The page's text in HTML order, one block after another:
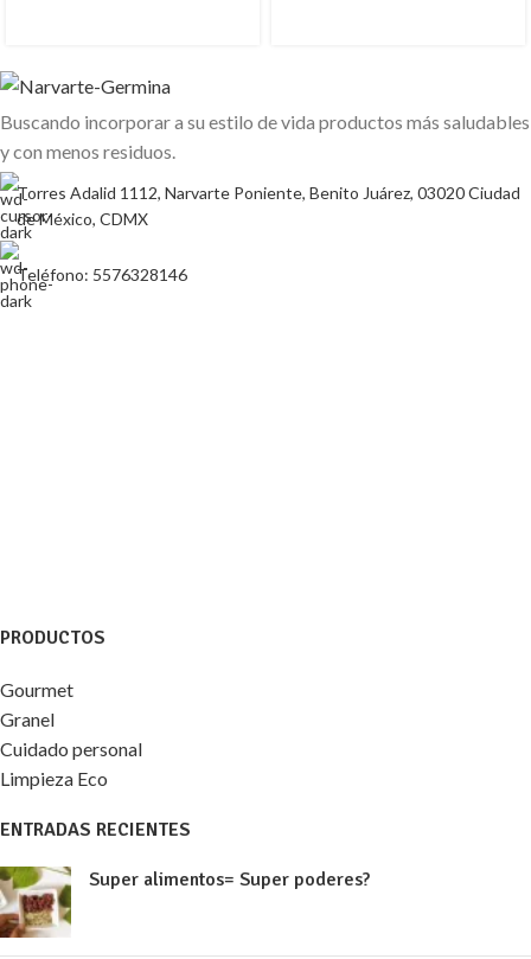
Buscando incorporar a su estilo de vida productos más saludables
y con menos residuos.
Torres Adalid 1112, Narvarte Poniente, Benito Juárez, 03020 Ciudad
de México, CDMX
Teléfono: 5576328146
PRODUCTOS
Gourmet
Granel
Cuidado personal
Limpieza Eco
ENTRADAS RECIENTES
Super alimentos= Super poderes?